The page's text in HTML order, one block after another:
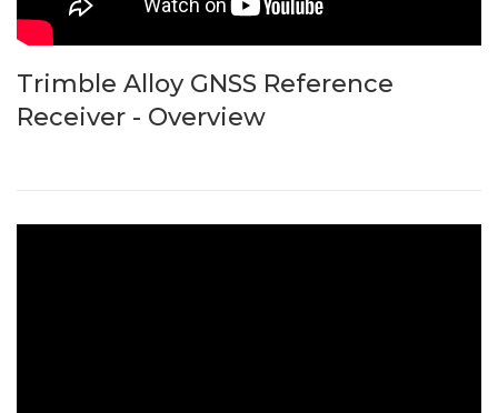
Trimble Alloy GNSS Reference
Receiver - Overview